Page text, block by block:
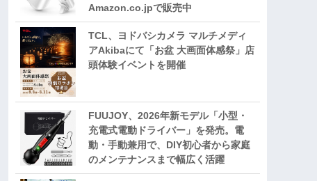
Amazon.co.jpで販売中
TCL、ヨドバシカメラ マルチメディ
アAkibaにて「お盆 大画面体感祭」店
頭体験イベントを開催
FUUJOY、2026年新モデル「小型・
充電式電動ドライバー」を発売。電
動・手動兼用で、DIY初心者から家庭
のメンテナンスまで幅広く活躍